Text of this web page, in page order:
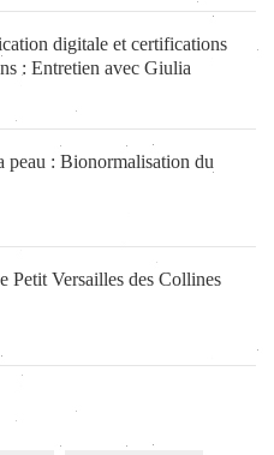
digitale et certifications
: Entretien avec Giulia
peau : Bionormalisation du
Petit Versailles des Collines